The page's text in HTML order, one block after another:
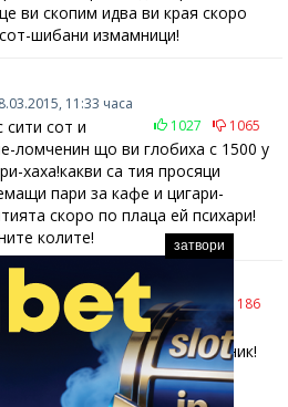
ви скопим идва ви края скоро
шибани измамници!
11:33 часа
1027
1065
сити сот и
ломченин що ви глобиха с 1500 у
хаха!какви са тия просяци
пари за кафе и цигари-
скоро по плаца ей психари!
колите!
18:47 часа 1040 1186
от сириус вардете ярмин и
топките на коцев-измамник!
плаца пред линейките като
онанисти!
затвори